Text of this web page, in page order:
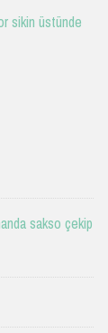
sikin üstünde
sakso çekip